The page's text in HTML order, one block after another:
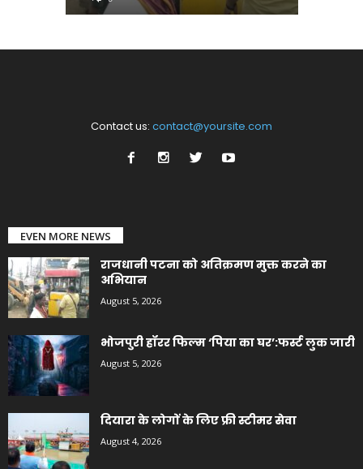
Contact us: contact@yoursite.com
EVEN MORE NEWS
राजधानी पटना को अतिक्रमण मुक्त करने का
अभियान
August 5, 2026
भोजपुरी हॉरर फिल्म ‘पिया का घर’:फर्स्ट लुक जारी
August 5, 2026
दियारा के लोगों के लिए फ्री स्टीमर सेवा
August 4, 2026